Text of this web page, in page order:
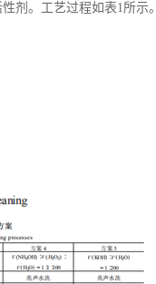
剂。工艺过程如表1所示。